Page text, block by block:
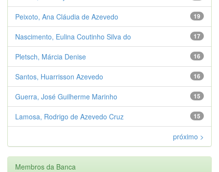
19
Peixoto, Ana Cláudia de Azevedo
17
Nascimento, Eulina Coutinho Silva do
16
Pletsch, Márcia Denise
16
Santos, Huarrisson Azevedo
15
Guerra, José Guilherme Marinho
15
Lamosa, Rodrigo de Azevedo Cruz
próximo >
Membros da Banca